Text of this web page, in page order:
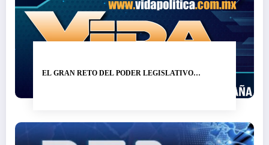
EL GRAN RETO DEL PODER LEGISLATIVO…